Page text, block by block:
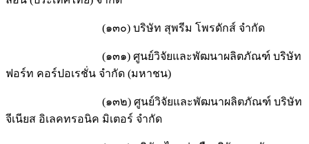
(๑๓๐) บริษัท สุพรีม โพรดักส์ จำกัด
(๑๓๑) ศูนย์วิจัยและพัฒนาผลิตภัณฑ์ บริษัท
ฟอร์ท คอร์ปอเรชั่น จำกัด (มหาชน)
(๑๓๒) ศูนย์วิจัยและพัฒนาผลิตภัณฑ์ บริษัท
จีเนียส อิเลคทรอนิค มิเตอร์ จำกัด